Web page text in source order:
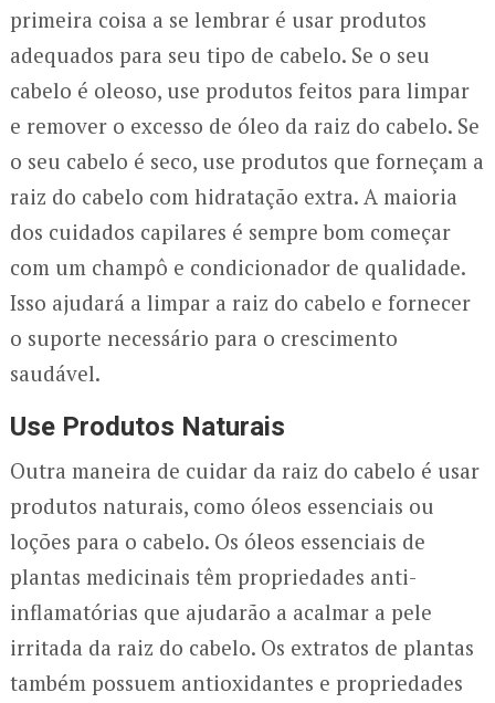
primeira coisa a se lembrar é usar produtos
adequados para seu tipo de cabelo. Se o seu
cabelo é oleoso, use produtos feitos para limpar
e remover o excesso de óleo da raiz do cabelo. Se
o seu cabelo é seco, use produtos que forneçam a
raiz do cabelo com hidratação extra. A maioria
dos cuidados capilares é sempre bom começar
com um champô e condicionador de qualidade.
Isso ajudará a limpar a raiz do cabelo e fornecer
o suporte necessário para o crescimento
saudável.
Use Produtos Naturais
Outra maneira de cuidar da raiz do cabelo é usar
produtos naturais, como óleos essenciais ou
loções para o cabelo. Os óleos essenciais de
plantas medicinais têm propriedades anti-
inflamatórias que ajudarão a acalmar a pele
irritada da raiz do cabelo. Os extratos de plantas
também possuem antioxidantes e propriedades